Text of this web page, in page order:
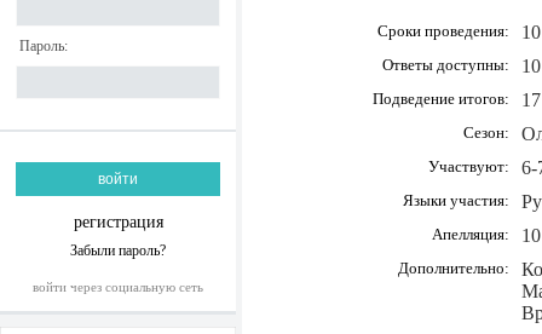
Пароль:
регистрация
Забыли пароль?
войти через социальную сеть
Сроки проведения:
Ответы доступны:
Подведение итогов:
Сезон:
Участвуют: 6-
Языки участия:
Апелляция:
Дополнительно: